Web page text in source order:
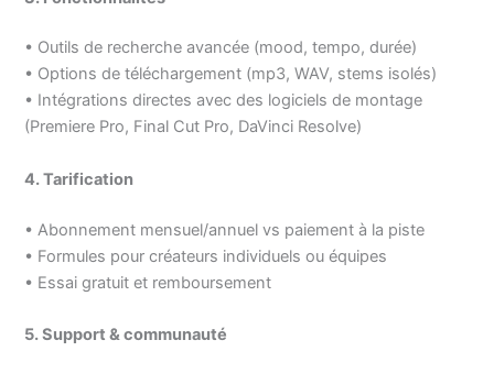
• Outils de recherche avancée (mood, tempo, durée)
• Options de téléchargement (mp3, WAV, stems isolés)
• Intégrations directes avec des logiciels de montage
(Premiere Pro, Final Cut Pro, DaVinci Resolve)
4. Tarification
• Abonnement mensuel/annuel vs paiement à la piste
• Formules pour créateurs individuels ou équipes
• Essai gratuit et remboursement
5. Support & communauté